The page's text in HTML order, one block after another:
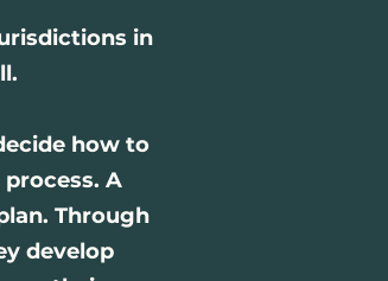
in
how to
A
Through
develop